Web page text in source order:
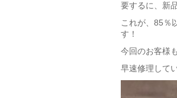
要するに、新
これが、85％
す！
今回のお客様
早速修理して